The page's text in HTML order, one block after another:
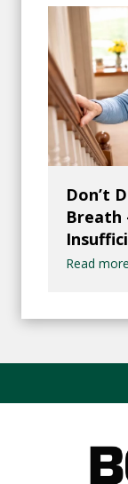
Don’t
Breath
Read more